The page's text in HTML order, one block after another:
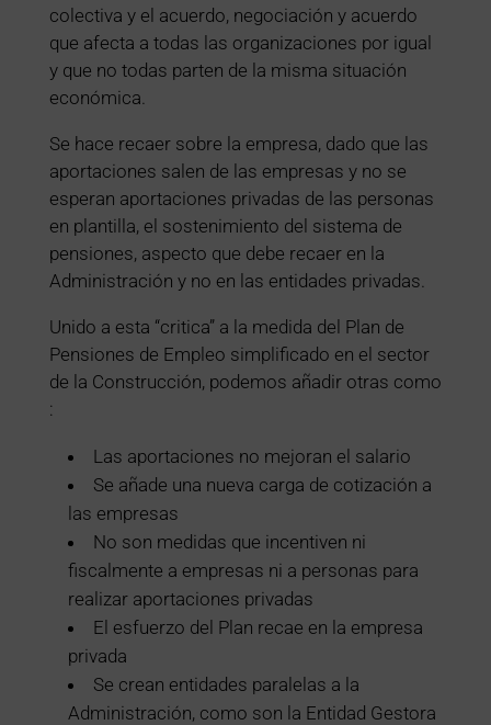
colectiva y el acuerdo, negociación y acuerdo
que afecta a todas las organizaciones por igual
y que no todas parten de la misma situación
económica.
Se hace recaer sobre la empresa, dado que las
aportaciones salen de las empresas y no se
esperan aportaciones privadas de las personas
en plantilla, el sostenimiento del sistema de
pensiones, aspecto que debe recaer en la
Administración y no en las entidades privadas.
Unido a esta “critica” a la medida del Plan de
Pensiones de Empleo simplificado en el sector
de la Construcción, podemos añadir otras como
:
Las aportaciones no mejoran el salario
Se añade una nueva carga de cotización a
las empresas
No son medidas que incentiven ni
fiscalmente a empresas ni a personas para
realizar aportaciones privadas
El esfuerzo del Plan recae en la empresa
privada
Se crean entidades paralelas a la
Administración, como son la Entidad Gestora